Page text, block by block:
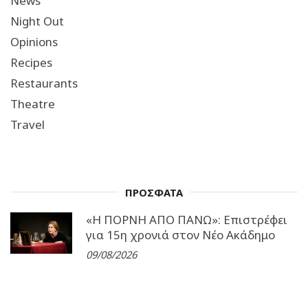
Night Out
Opinions
Recipes
Restaurants
Theatre
Travel
ΠΡΟΣΦΑΤΑ
«Η ΠΟΡΝΗ ΑΠΟ ΠΑΝΩ»: Επιστρέφει
για 15η χρονιά στον Νέο Ακάδημο
09/08/2026